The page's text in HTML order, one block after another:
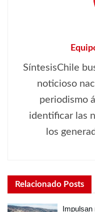
SíntesisChile
noticioso
periodismo
identificar las
los
Relacionado Posts
Impulsan